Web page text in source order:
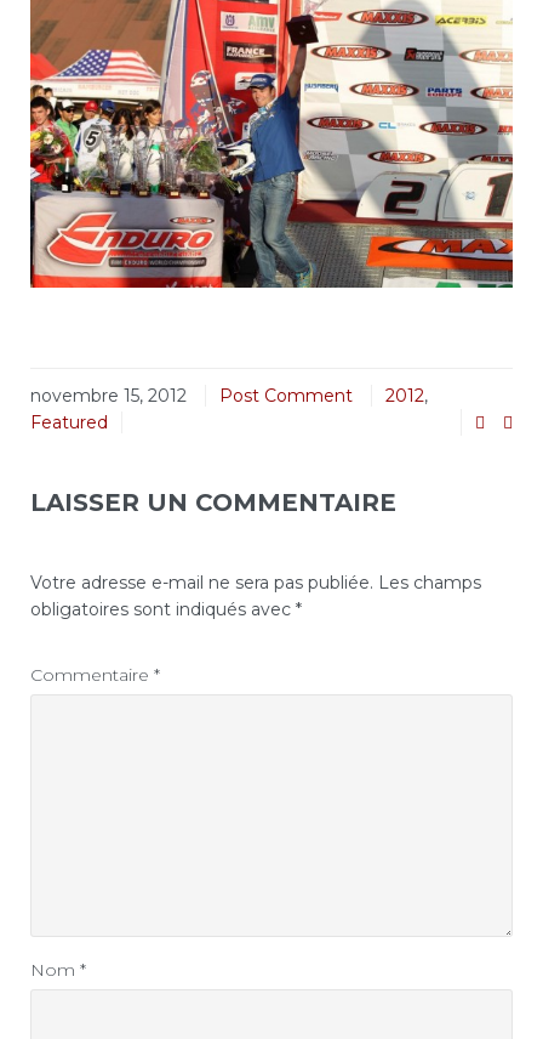
novembre 15, 2012 Post Comment 2012,
Featured
LAISSER UN COMMENTAIRE
Votre adresse e-mail ne sera pas publiée. Les champs
obligatoires sont indiqués avec *
Commentaire *
Nom *